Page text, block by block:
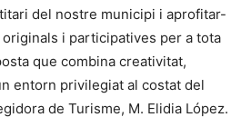
del nostre municipi i aprofitar-
i participatives per a tota
que combina creativitat,
entorn privilegiat al costat del
de Turisme, M. Elidia López.